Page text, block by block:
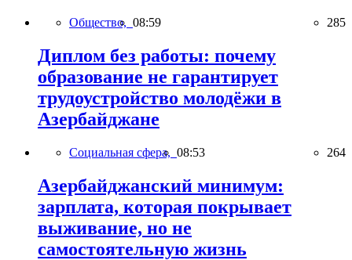
Общество, 08:59 285
Диплом без работы: почему
образование не гарантирует
трудоустройство молодёжи в
Азербайджане
Социальная сфера, 08:53 264
Азербайджанский минимум:
зарплата, которая покрывает
выживание, но не
самостоятельную жизнь